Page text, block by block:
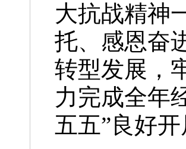
大抗战精神
托、感恩奋
转型发展，
力完成全年
五五”良好